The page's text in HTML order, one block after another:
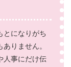
とになりがち
りません。
人事にだけ伝